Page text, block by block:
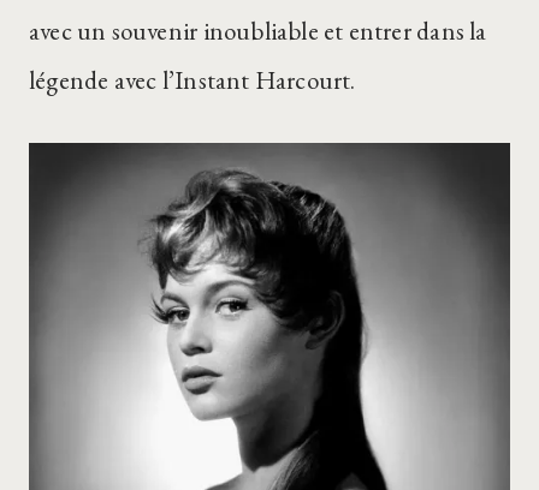
avec un souvenir inoubliable et entrer dans la
légende avec l’Instant Harcourt.